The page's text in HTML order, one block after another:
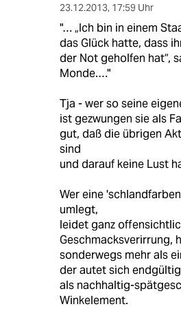
23.12.2013, 17:59 Uhr
"… „Ich bin in einem
das Glück hatte, dass
der Not geholfen hat“,
Monde.…"
Tja - wer so seine
ist gezwungen sie als
gut, daß die übrigen
sind
und darauf keine Lust
Wer eine
umlegt,
leidet ganz
Geschmacksverirrung,
sonderwegs mehr als
der autet sich
als nachhaltig-
Winkelement.